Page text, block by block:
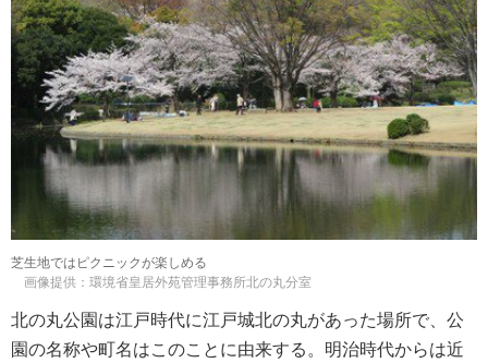
芝生地ではピクニックが楽しめる
画像提供：環境省皇居外苑管理事務所北の丸分室
北の丸公園は江戸時代に江戸城北の丸があった場所で、公
園の名称や町名はこのことに由来する。明治時代からは近